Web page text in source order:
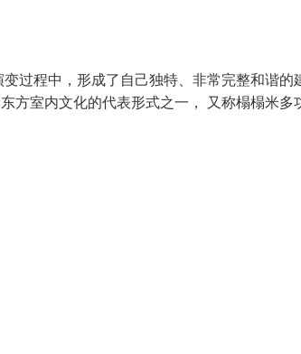
过程中，形成了自己独特、非常完整和谐的
方室内文化的代表形式之一， 又称榻榻米多